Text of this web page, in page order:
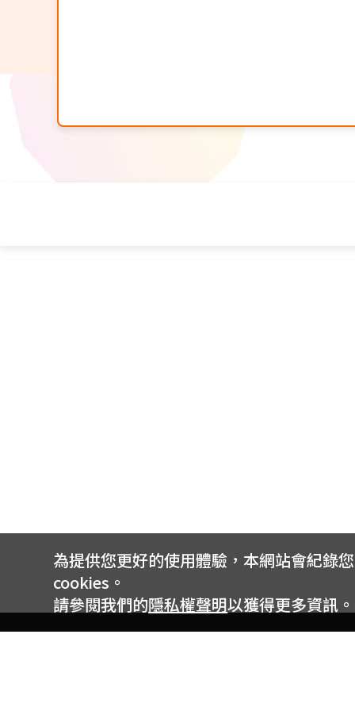
為提供您更好的使用體驗，本網站會紀錄
cookies。
請參閱我們的隱私權聲明以獲得更多資訊。